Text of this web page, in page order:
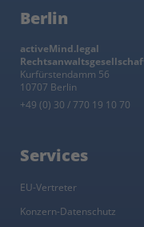
Berlin
activeMind.legal
Kurfürstendamm 56
10707 Berlin
+49 (0) 30 / 770 19 10 70
Services
EU-Vertreter
Konzern-Datenschutz